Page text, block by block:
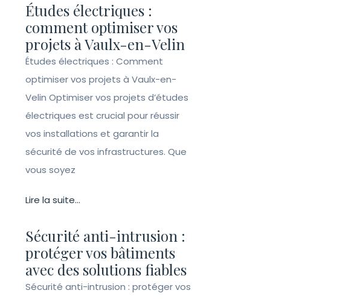
Études électriques :
comment optimiser vos
projets à Vaulx-en-Velin
Études électriques : Comment
optimiser vos projets à Vaulx-en-
Velin Optimiser vos projets d’études
électriques est crucial pour réussir
vos installations et garantir la
sécurité de vos infrastructures. Que
vous soyez
Lire la suite...
Sécurité anti-intrusion :
protéger vos bâtiments
avec des solutions fiables
Sécurité anti-intrusion : protéger vos